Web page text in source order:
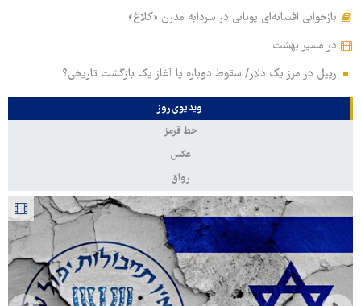
بازخوانی افسانه‌ای یونانی در سردابه مدرن «کلاغ»
در مسیر بهشت
ریپل در مرز یک دلار/ سقوط دوباره یا آغاز یک بازگشت تاریخی؟
ویدیوی روز
خط قرمز
عکس
رواق